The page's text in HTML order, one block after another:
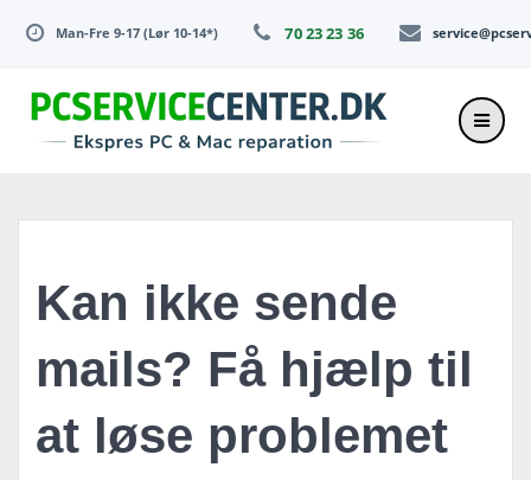
to
Man-Fre 9-17 (Lør 10-14*) 70 23 23 36
Kan ikke sende
mails? Få hjælp til
at løse problemet